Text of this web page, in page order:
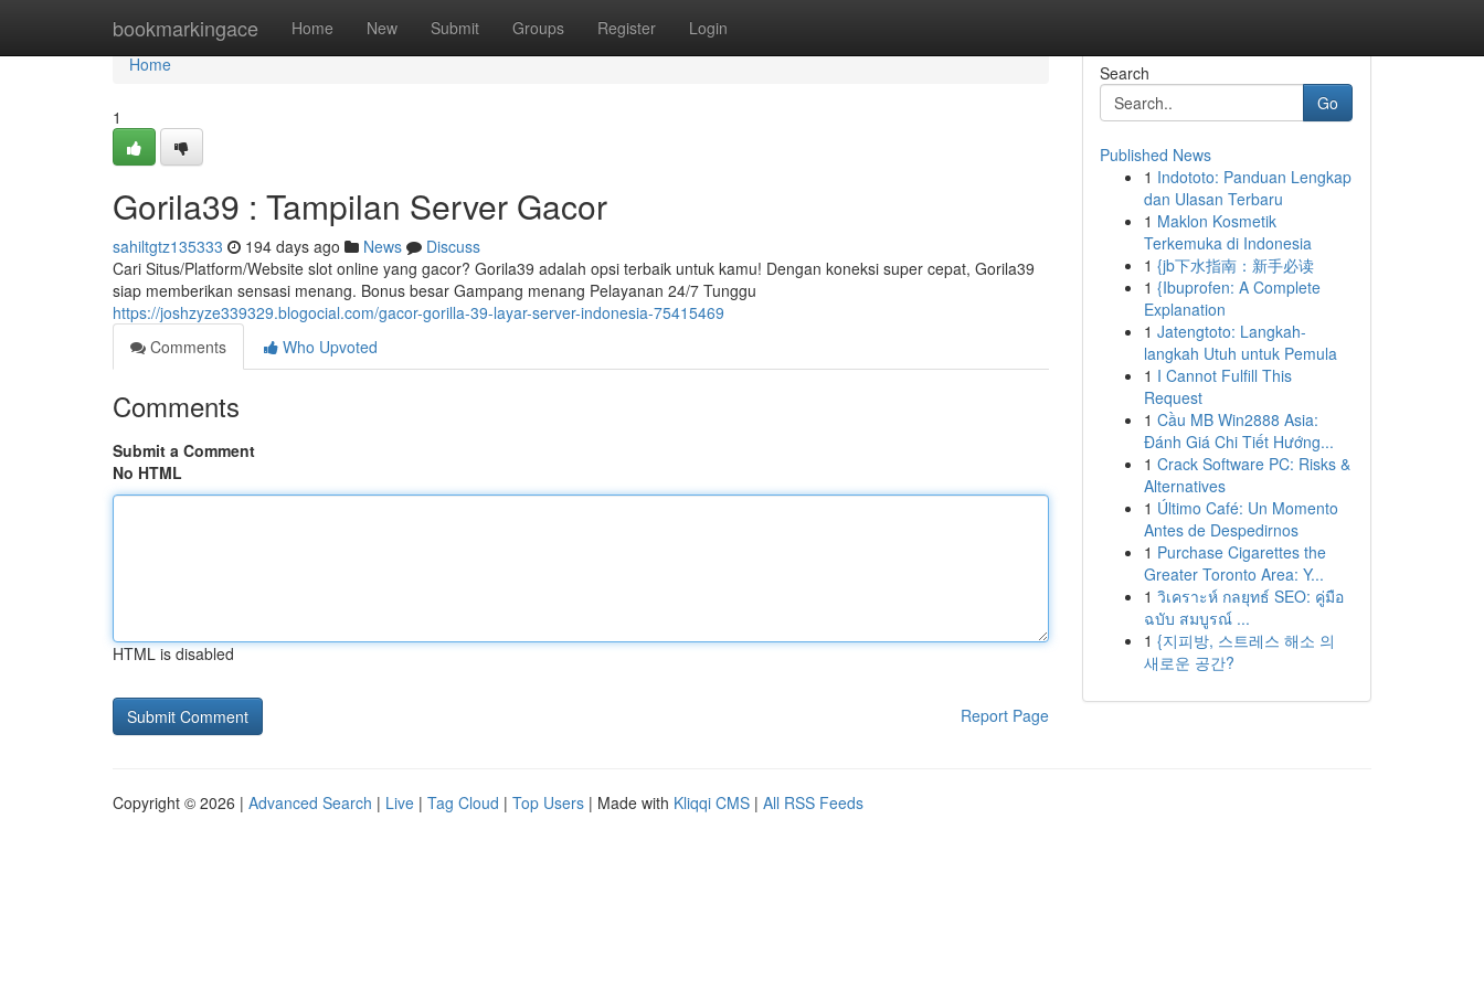
bookmarkingace Home New Submit Groups Register Login
Home
Home
1
Gorila39 : Tampilan Server Gacor
sahiltgtz135333 194 days ago News
Discuss
Cari Situs/Platform/Website slot online yang gacor? Gorila39 adalah opsi terbaik untuk kamu! Dengan koneksi super cepat, Gorila39
siap memberikan sensasi menang. Bonus besar Gampang menang Pelayanan 24/7 Tunggu
https://joshzyze339329.blogocial.com/gacor-gorilla-39-layar-server-indonesia-75415469
Comments
Who Upvoted
Comments
Submit a Comment
No HTML
HTML is disabled
Report Page
Search
Go
Published News
1 Indototo: Panduan Lengkap
dan Ulasan Terbaru
1 Maklon Kosmetik
Terkemuka di Indonesia
1 {jb下水指南：新手必读
1 {Ibuprofen: A Complete
Explanation
1 Jatengtoto: Langkah-
langkah Utuh untuk Pemula
1 I Cannot Fulfill This
Request
1 Cầu MB Win2888 Asia:
Đánh Giá Chi Tiết Hướng...
1 Crack Software PC: Risks &
Alternatives
1 Último Café: Un Momento
Antes de Despedirnos
1 Purchase Cigarettes the
Greater Toronto Area: Y...
1 วิเคราะห์ กลยุทธ์ SEO: คู่มือ
ฉบับ สมบูรณ์ ...
1 {지피방, 스트레스 해소 의
새로운 공간?
Copyright © 2026 | Advanced Search | Live | Tag Cloud | Top Users | Made with Kliqqi CMS | All RSS Feeds